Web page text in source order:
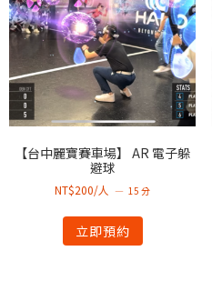
【台中麗寶賽車場】 AR 電子躲
避球
NT$200/人 15 分
立即預約